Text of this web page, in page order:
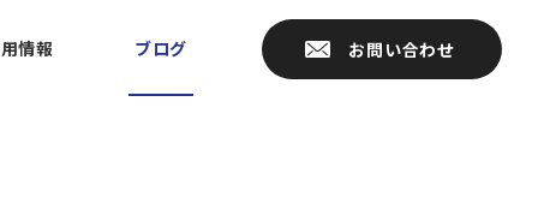
情報 ブログ お問い合わせ